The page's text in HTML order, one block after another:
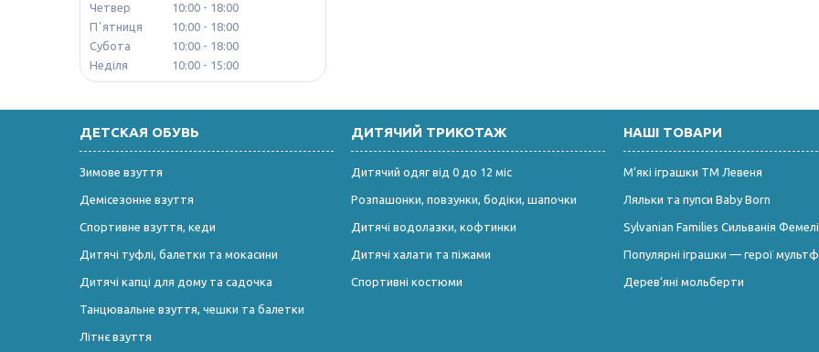
Четвер
10:00
18:00
Пʼятниця
10:00
18:00
Субота
10:00
18:00
Неділя
10:00 15:00
ДЕТСКАЯ ОБУВЬ
Зимове взуття
Демісезонне взуття
Спортивне взуття, кеди
Дитячі туфлі, балетки та мокасини
Дитячі капці для дому та садочка
Танцювальне взуття, чешки та балетки
Літнє взуття
ДИТЯЧИЙ ТРИКОТАЖ
Дитячий одяг від 0 до 12 міс
Розпашонки, повзунки, бодіки, шапочки
Дитячі водолазки, кофтинки
Дитячі халати та піжами
Спортивні костюми
НАШІ ТОВАРИ
М’які іграшки ТМ Левеня
Ляльки та пупси Baby Born
Sylvanian Families Сильванія Фемелі
Популярні іграшки — герої
Дерев’яні мольберти